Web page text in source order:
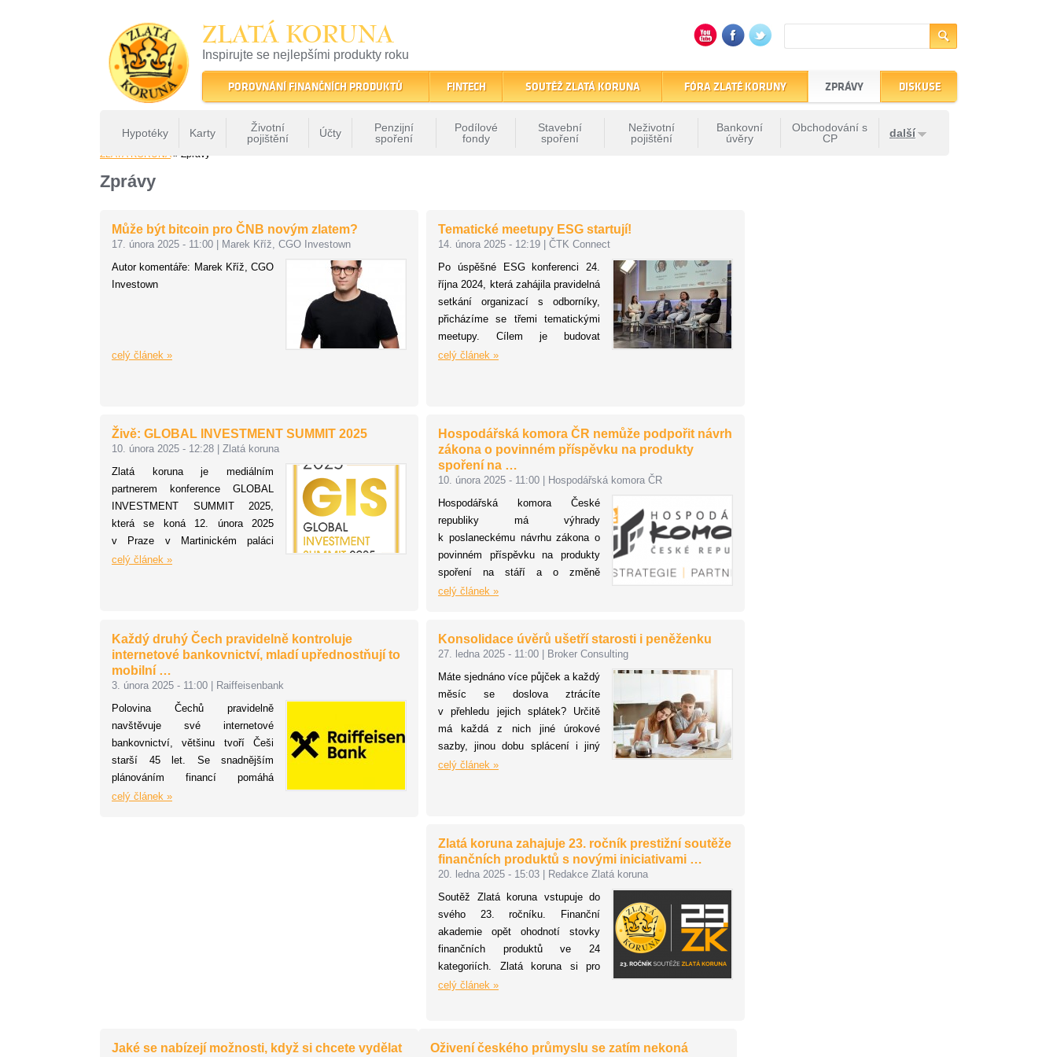
ZLATÁ KORUNA
Inspirujte se nejlepšími produkty roku
22 let tradice a kvality na finančním trhu
POROVNÁNÍ FINANČNÍCH PRODUKTŮ FINTECH SOUTĚŽ ZLATÁ KORUNA FÓRA ZLATÉ KORUNY ZPRÁVY
Hypotéky Karty
Životní
pojištění
Účty
Penzijní
spoření
Podílové
fondy
Stavební
spoření
Neživotní
pojištění
Bankovní
úvěry
Obchodování s
CP
další
DISKUSE
ZLATÁ KORUNA» Zprávy
Zprávy
Může být bitcoin pro ČNB novým zlatem?
17. února 2025 - 11:00
Marek Kříž, CGO Investown
Autor komentáře: Marek Kříž, CGO
Investown
celý článek »
Tematické meetupy ESG startují!
14. února 2025 - 12:19
ČTK Connect
Po úspěšné ESG konferenci 24.
října 2024, která zahájila pravidelná
setkání organizací s odborníky,
přicházíme se třemi tematickými
meetupy. Cílem je budovat
komunitu ke sdílení zkušeností v
celý článek »
Živě: GLOBAL INVESTMENT SUMMIT 2025
10. února 2025 - 12:28
Zlatá koruna
Zlatá koruna je mediálním
partnerem konference GLOBAL
INVESTMENT SUMMIT 2025,
která se koná 12. února 2025
v Praze v Martinickém paláci
nedaleko Pražského hradu. Čtenáři
celý článek »
Hospodářská komora ČR nemůže podpořit návrh
zákona o povinném příspěvku na produkty
spoření na …
10. února 2025 - 11:00
Hospodářská komora ČR
Hospodářská komora České
republiky má výhrady
k poslaneckému návrhu zákona o
povinném příspěvku na produkty
spoření na stáří a o změně
souvisejících zákonů (sněmovní
zatížení pro zaměstnavatele,
především v oblasti administrativy
a nákladů, což by mělo negativní
dopad především na malé a střední
podniky.
celý článek »
Každý druhý Čech pravidelně kontroluje
internetové bankovnictví, mladí upřednostňují to
mobilní …
3. února 2025 - 11:00
Raiffeisenbank
Polovina Čechů pravidelně
navštěvuje své internetové
bankovnictví, většinu tvoří Češi
starší 45 let. Se snadnějším
plánováním financí pomáhá
internetové bankovnictví 6 z 10
celý článek »
Konsolidace úvěrů ušetří starosti i peněženku
27. ledna 2025 - 11:00
Broker Consulting
Máte sjednáno více půjček a každý
měsíc se doslova ztrácíte
v přehledu jejich splátek? Určitě
má každá z nich jiné úrokové
sazby, jinou dobu splácení i jiný
den splácení. Nejenže z toho máte
rodinný rozpočet. Nadešel tedy čas
se s tímto problémem vypořádat.
konsolidujte své úvěry do jednoho
a ušetřete!
celý článek »
Zlatá koruna zahajuje 23. ročník prestižní soutěže
finančních produktů s novými iniciativami …
20. ledna 2025 - 15:03
Redakce Zlatá koruna
Soutěž Zlatá koruna vstupuje do
svého 23. ročníku. Finanční
akademie opět ohodnotí stovky
finančních produktů ve 24
kategoriích. Zlatá koruna si pro
letošek připravila několik novinek,
finančních produktů a služeb.
celý článek »
Jaké se nabízejí možnosti, když si chcete vydělat Oživení českého průmyslu se zatím nekoná